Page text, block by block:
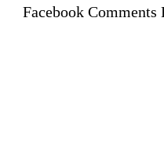
Facebook Comments